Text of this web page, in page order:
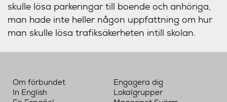
skulle lösa parkeringar till boende och anhöriga,
man hade inte heller någon uppfattning om hur
man skulle lösa trafiksäkerheten intill skolan.
Om förbundet
In English
Engagera dig
Lokalgrupper